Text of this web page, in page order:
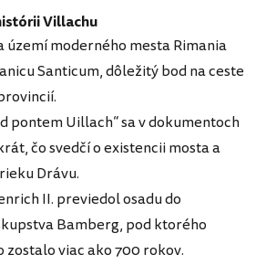
Villachu
území moderného mesta Rimania
Santicum, dôležitý bod na ceste
pontem Uillach“ sa v dokumentoch
čo svedčí o existencii mosta a
Drávu.
II. previedol osadu do
Bamberg, pod ktorého
zostalo viac ako 700 rokov.